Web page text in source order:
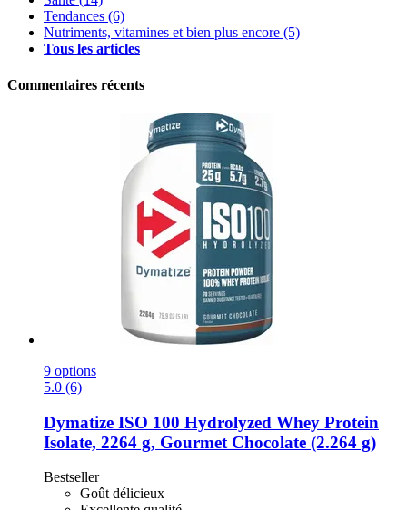
Tendances (6)
Nutriments, vitamines et bien plus encore (5)
Tous les articles
Commentaires récents
9 options
5.0 (6)
Dymatize ISO 100 Hydrolyzed Whey Protein
Isolate, 2264 g, Gourmet Chocolate (2.264 g)
Bestseller
Goût délicieux